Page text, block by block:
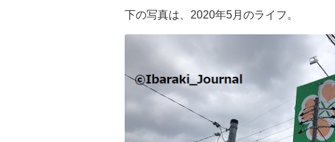
下の写真は、2020年5月のライフ。